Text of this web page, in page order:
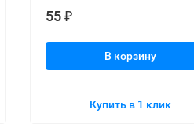
55 ₽
В корзину
Купить в 1 клик